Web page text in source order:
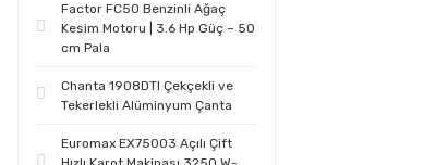
Factor FC50 Benzinli Ağaç
Kesim Motoru | 3.6 Hp Güç – 50
cm Pala
Chanta 1908DTI Çekçekli ve
Tekerlekli Alüminyum Çanta
Euromax EX75003 Açılı Çift